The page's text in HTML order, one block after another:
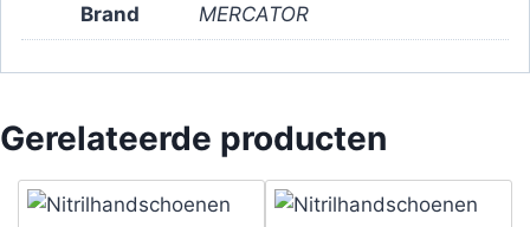
Brand MERCATOR
Gerelateerde producten